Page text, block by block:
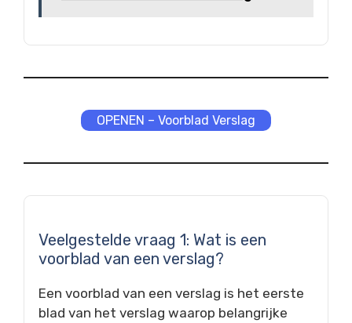
OPENEN – Voorblad Verslag
Veelgestelde vraag 1: Wat is een
voorblad van een verslag?
Een voorblad van een verslag is het eerste
blad van het verslag waarop belangrijke